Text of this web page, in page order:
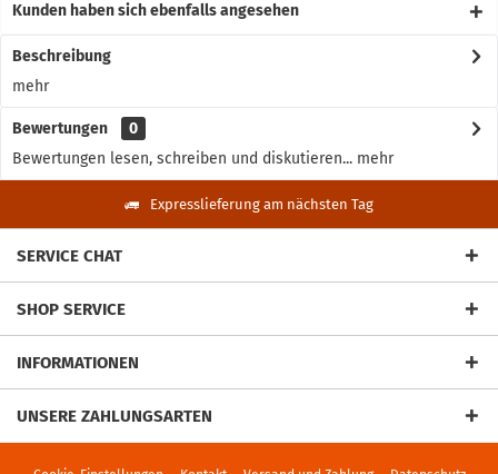
Kunden haben sich ebenfalls angesehen
Beschreibung
mehr
Bewertungen
0
Bewertungen lesen, schreiben und diskutieren... mehr
Expresslieferung am nächsten Tag
SERVICE CHAT
SHOP SERVICE
INFORMATIONEN
UNSERE ZAHLUNGSARTEN